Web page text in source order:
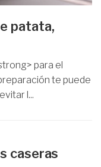
patata,
para el
te puede
l...
caseras